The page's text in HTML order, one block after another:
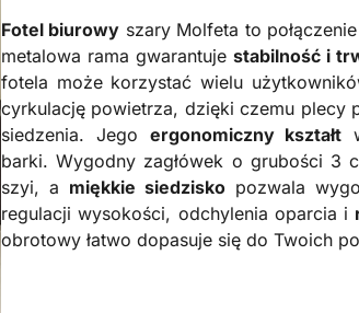
Fotel biurowy szary Molfeta to
metalowa rama gwarantuje stabilność i
fotela może korzystać wielu
cyrkulację powietrza, dzięki czemu plecy
siedzenia. Jego ergonomiczny kształt
barki. Wygodny zagłówek o grubości 3
szyi, a miękkie siedzisko pozwala
regulacji wysokości, odchylenia oparcia i
obrotowy łatwo dopasuje się do Twoich